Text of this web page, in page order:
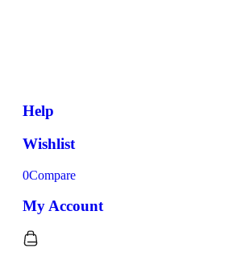
Help
Wishlist
0Compare
My Account